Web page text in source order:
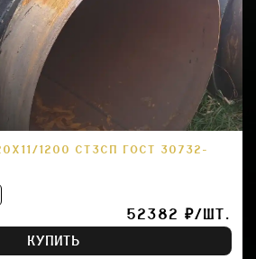
1200 СТ3СП ГОСТ 30732-
52382 ₽/ШТ.
КУПИТЬ